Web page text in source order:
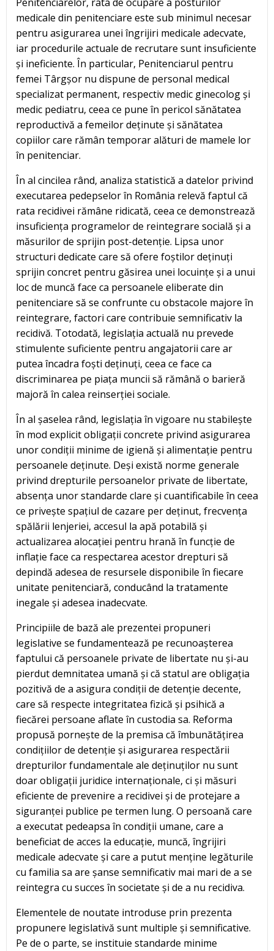
medicale din penitenciare este sub minimul necesar
pentru asigurarea unei îngrijiri medicale adecvate,
iar procedurile actuale de recrutare sunt insuficiente
și ineficiente. În particular, Penitenciarul pentru
femei Târgșor nu dispune de personal medical
specializat permanent, respectiv medic ginecolog și
medic pediatru, ceea ce pune în pericol sănătatea
reproductivă a femeilor deținute și sănătatea
copiilor care rămân temporar alături de mamele lor
în penitenciar.
În al cincilea rând, analiza statistică a datelor privind
executarea pedepselor în România relevă faptul că
rata recidivei rămâne ridicată, ceea ce demonstrează
insuficiența programelor de reintegrare socială și a
măsurilor de sprijin post-detenție. Lipsa unor
structuri dedicate care să ofere foștilor deținuți
sprijin concret pentru găsirea unei locuințe și a unui
loc de muncă face ca persoanele eliberate din
penitenciare să se confrunte cu obstacole majore în
reintegrare, factori care contribuie semnificativ la
recidivă. Totodată, legislația actuală nu prevede
stimulente suficiente pentru angajatorii care ar
putea încadra foști deținuți, ceea ce face ca
discriminarea pe piața muncii să rămână o barieră
majoră în calea reinserției sociale.
În al șaselea rând, legislația în vigoare nu stabilește
în mod explicit obligații concrete privind asigurarea
unor condiții minime de igienă și alimentație pentru
persoanele deținute. Deși există norme generale
privind drepturile persoanelor private de libertate,
absența unor standarde clare și cuantificabile în ceea
ce privește spațiul de cazare per deținut, frecvența
spălării lenjeriei, accesul la apă potabilă și
actualizarea alocației pentru hrană în funcție de
inflație face ca respectarea acestor drepturi să
depindă adesea de resursele disponibile în fiecare
unitate penitenciară, conducând la tratamente
inegale și adesea inadecvate.
Principiile de bază ale prezentei propuneri
legislative se fundamentează pe recunoașterea
faptului că persoanele private de libertate nu și-au
pierdut demnitatea umană și că statul are obligația
pozitivă de a asigura condiții de detenție decente,
care să respecte integritatea fizică și psihică a
fiecărei persoane aflate în custodia sa. Reforma
propusă pornește de la premisa că îmbunătățirea
condițiilor de detenție și asigurarea respectării
drepturilor fundamentale ale deținuților nu sunt
doar obligații juridice internaționale, ci și măsuri
eficiente de prevenire a recidivei și de protejare a
siguranței publice pe termen lung. O persoană care
a executat pedeapsa în condiții umane, care a
beneficiat de acces la educație, muncă, îngrijiri
medicale adecvate și care a putut menține legăturile
cu familia sa are șanse semnificativ mai mari de a se
reintegra cu succes în societate și de a nu recidiva.
Elementele de noutate introduse prin prezenta
propunere legislativă sunt multiple și semnificative.
Pe de o parte, se instituie standarde minime